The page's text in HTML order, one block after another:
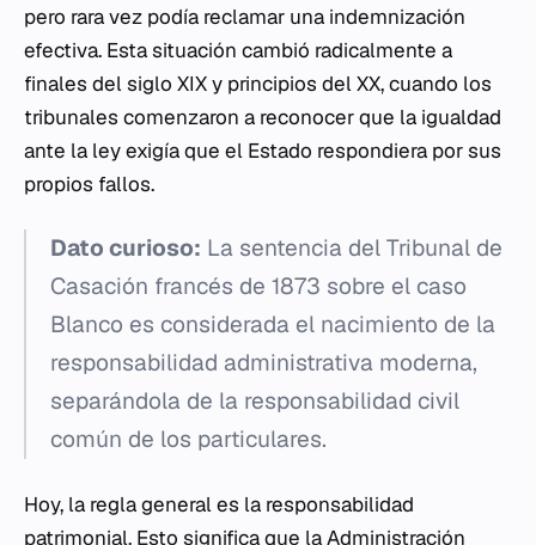
pero rara vez podía reclamar una indemnización
efectiva. Esta situación cambió radicalmente a
finales del siglo XIX y principios del XX, cuando los
tribunales comenzaron a reconocer que la igualdad
ante la ley exigía que el Estado respondiera por sus
propios fallos.
Dato curioso: La sentencia del Tribunal de
Casación francés de 1873 sobre el caso
Blanco es considerada el nacimiento de la
responsabilidad administrativa moderna,
separándola de la responsabilidad civil
común de los particulares.
Hoy, la regla general es la responsabilidad
patrimonial. Esto significa que la Administración